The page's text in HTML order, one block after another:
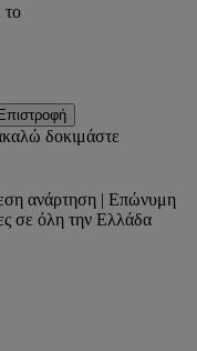
το
Επιστροφή
δοκιμάστε
ανάρτηση | Επώνυμη
σε όλη την Ελλάδα